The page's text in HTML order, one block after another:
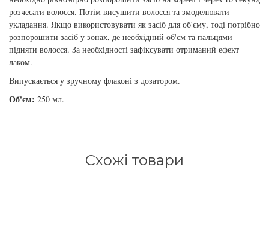
розчесати волосся. Потім висушити волосся та змоделювати
укладання. Якщо використовувати як засіб для об'єму, тоді потрібно
розпорошити засіб у зонах, де необхідний об'єм та пальцями
підняти волосся. За необхідності зафіксувати отриманий ефект
лаком.
Випускається у зручному флаконі з дозатором.
Об'єм: 250 мл.
Схожі товари
збереження кольору волосся
Subtil Global Lift - Глибоке відновлення
Subtil Man XY - Серія для чоловіків: для
догляду та укладання
Laboratoire Ducastel Subtil Blond
You Look Glamour
You Look Professional